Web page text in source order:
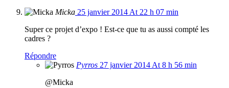
Micka 25 janvier 2014 At 22 h 07 min
Super ce projet d’expo ! Est-ce que tu as aussi compté les
cadres ?
Répondre
Pyrros 27 janvier 2014 At 8 h 56 min
@Micka